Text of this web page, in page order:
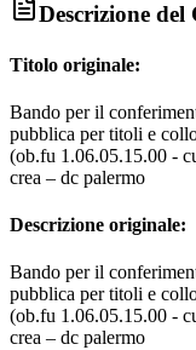
Descrizione del
Titolo originale:
Bando per il
pubblica per titoli e
(ob.fu 1.06.05.15.00 -
crea – dc palermo
Descrizione originale:
Bando per il
pubblica per titoli e
(ob.fu 1.06.05.15.00 -
crea – dc palermo